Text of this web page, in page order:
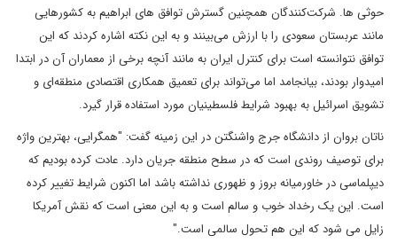
حوثی ها. شرکت‌کنندگان همچنین گسترش توافق های ابراهیم به کشورهایی
مانند عربستان سعودی را با ارزش می‌بینند و به این نکته اشاره کردند که این
توافق نتوانسته است برای کنترل ایران به مانند آنچه برخی از معماران آن در ابتدا
امیدوار بودند، بیانجامد اما می‌تواند برای تعمیق همکاری اقتصادی منطقه‌ای و
تشویق اسرائیل به بهبود شرایط فلسطینیان مورد استفاده قرار گیرد.
ناتان بروان از دانشگاه جرج واشنگتن در این زمینه گفت: "همگرایی، بهترین واژه
برای توصیف روندی است که در سطح منطقه جریان دارد. عادت کرده بودیم که
دیپلماسی در خاورمیانه بروز و ظهوری نداشته باشد اما اکنون شرایط تغییر کرده
است. این یک رخداد خوب و سالم است و به این معنی است که نقش آمریکا
زایل می شود که این هم تحول سالمی است."